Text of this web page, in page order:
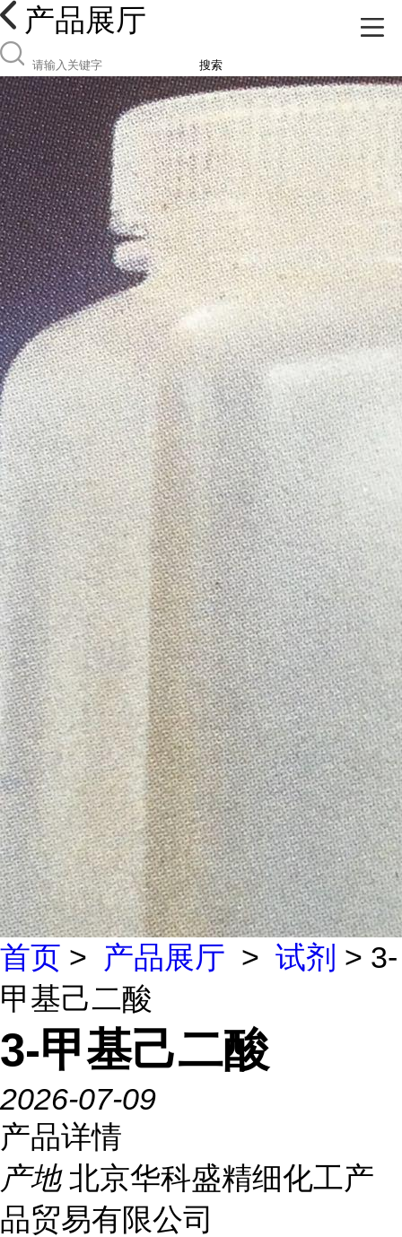
产品展厅
搜索
首页 > 产品展厅 > 试剂 > 3-
甲基己二酸
3-甲基己二酸
2026-07-09
产品详情
产地 北京华科盛精细化工产
品贸易有限公司